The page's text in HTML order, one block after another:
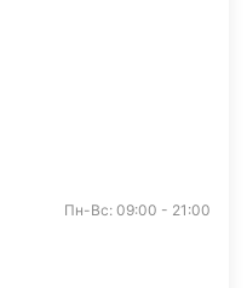
Пн-Вс: 09:00 - 21:00